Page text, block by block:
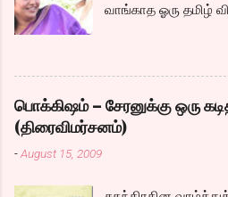
வாங்காத ஓரு தமிழ்
வாழ்கைபடுகிறாள்.
அமைந்தது? என்ற
தன்னுடய இடுப்பை
சும்மா, சுத்தி, சுத்தி
திரைக்கதையால்
பொக்கிஷம் – சேரனுக்கு ஒரு
(திரைவிமர்சனம்)
-August 15, 2009